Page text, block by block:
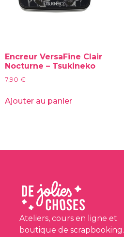
Encreur VersaFine Clair
Nocturne – Tsukineko
7,90 €
Ajouter au panier
Ateliers, cours en ligne et
boutique de scrapbooking.